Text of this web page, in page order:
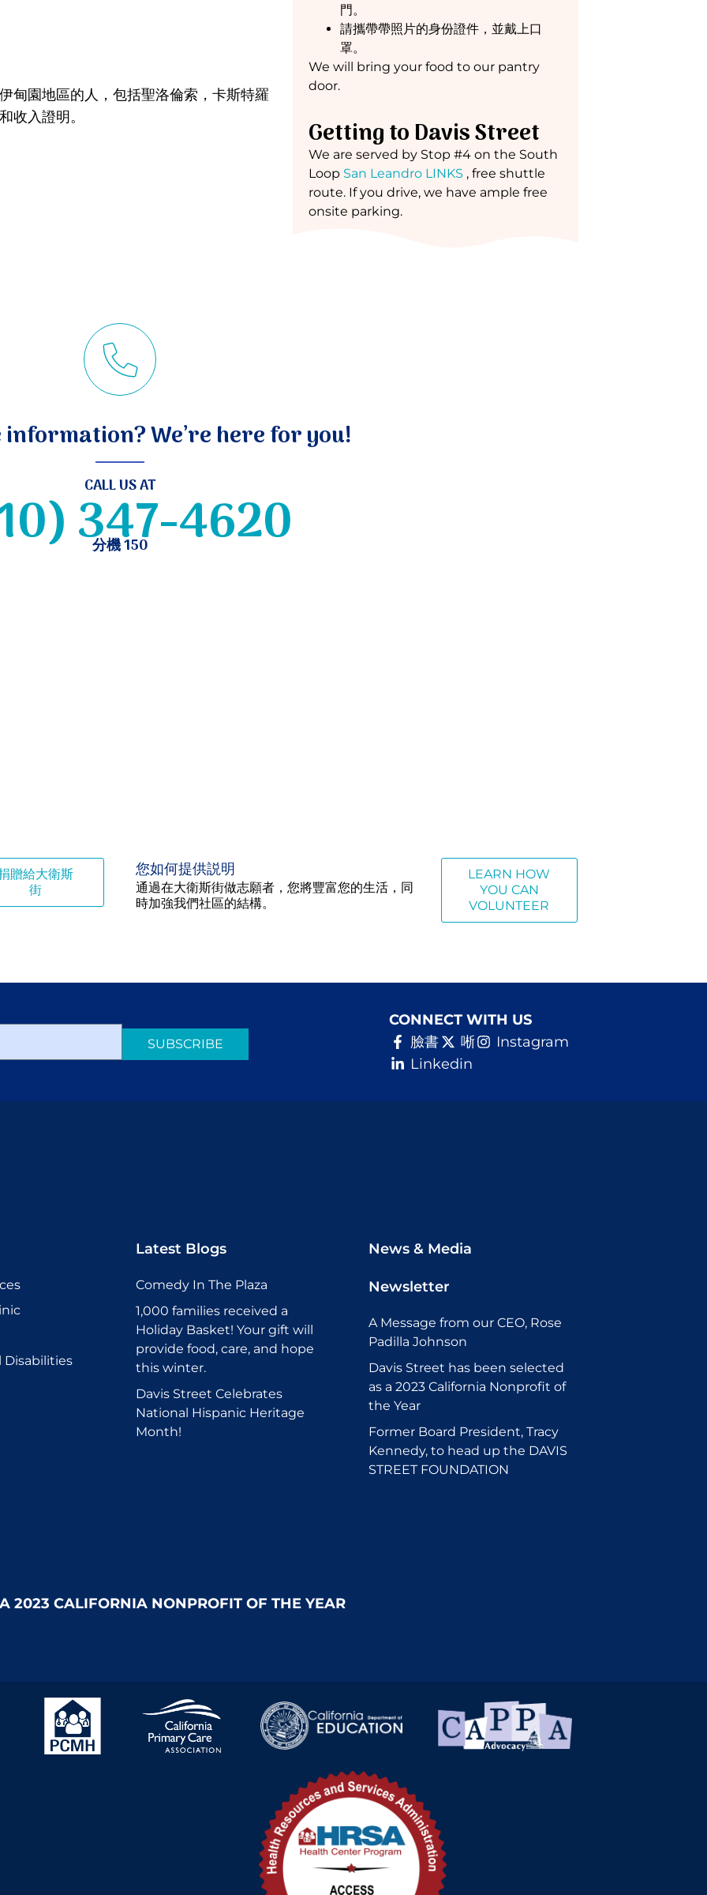
甸園地區的人，包括聖洛倫索，卡斯特羅
收入證明。
門。
請攜帶帶照片的身份證件，並戴上口
罩。
We will bring your food to our pantry
door.
Getting to Davis Street
We are served by Stop #4 on the South
Loop San Leandro LINKS , free shuttle
route. If you drive, we have ample free
onsite parking.
information? We’re here for you!
CALL US AT
347-4620
分機 150
贈給大衛斯
街
您如何提供説明
通過在大衛斯街做志願者，您將豐富您的生活，同
時加強我們社區的結構。
LEARN HOW
YOU CAN
VOLUNTEER
SUBSCRIBE
CONNECT WITH US
臉書
唽
Instagram
Linkedin
Latest Blogs
Comedy In The Plaza
1,000 families received a
Holiday Basket! Your gift will
provide food, care, and hope
this winter.
Davis Street Celebrates
National Hispanic Heritage
Month!
News & Media
Newsletter
A Message from our CEO, Rose
Padilla Johnson
Davis Street has been selected
as a 2023 California Nonprofit of
the Year
Former Board President, Tracy
Kennedy, to head up the DAVIS
STREET FOUNDATION
2023 CALIFORNIA NONPROFIT OF THE YEAR